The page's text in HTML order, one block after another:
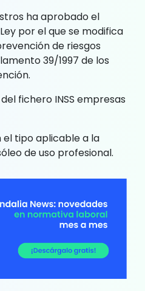
ha aprobado el
por el que se modifica
de riesgos
39/1997 de los
fichero INSS empresas
el tipo aplicable a la
de uso profesional.